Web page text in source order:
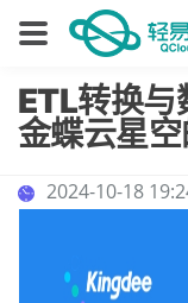
ETL转换与
金蝶云星
2024-10-18